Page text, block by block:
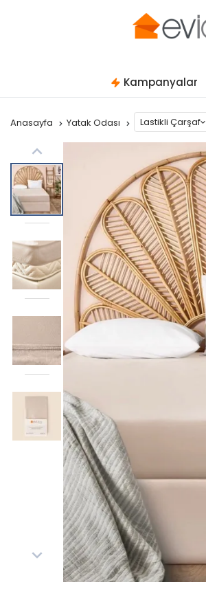
Kampanyalar
Anasayfa Yatak Odası Lastikli Çarşaf